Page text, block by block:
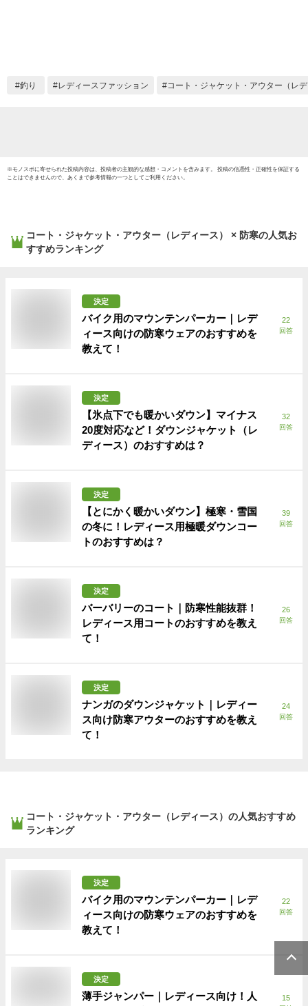
usb 洗える 電気ベス
ト 冷
釣り レディースファッション コート・ジャケット・アウター（レ
※モノスポに寄せられた投稿内容は、投稿者の主観的な感想・コメントを含みます。 投稿の信憑性・正確性を保証する
ことはできませんので、あくまで参考情報の一つとしてご利用ください。
コート・ジャケット・アウター（レディース） × 防寒の人気お
すすめランキング
決定
バイク用のマウンテンパーカー｜レデ
ィース向けの防寒ウェアのおすすめを
教えて！
22
回答
決定
【氷点下でも暖かいダウン】マイナス
20度対応など！ダウンジャケット（レ
ディース）のおすすめは？
32
回答
決定
【とにかく暖かいダウン】極寒・雪国
の冬に！レディース用極暖ダウンコー
トのおすすめは？
39
回答
決定
バーバリーのコート｜防寒性能抜群！
レディース用コートのおすすめを教え
て！
26
回答
決定
ナンガのダウンジャケット｜レディー
ス向け防寒アウターのおすすめを教え
て！
24
回答
コート・ジャケット・アウター（レディース） の人気おすすめ
ランキング
決定
バイク用のマウンテンパーカー｜レデ
ィース向けの防寒ウェアのおすすめを
教えて！
22
回答
決定
薄手ジャンパー｜レディース向け！人
15